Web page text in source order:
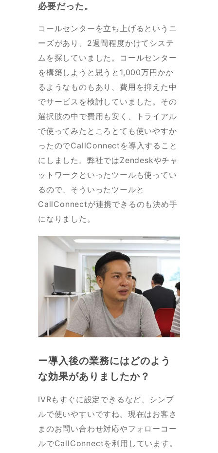
必要だった。
コールセンターを立ち上げるというニ
ーズがあり、2週間程度かけてシステ
ムを探していました。コールセンター
を構築しようと思うと1,000万円かか
るようなものもあり、費用を抑えた中
でサービスを検討していました。その
選択肢の中で費用も安く、トライアル
で使ってみたところとても使いやすか
ったのでCallConnectを導入すること
にしました。弊社ではZendeskやチャ
ットワークといったツールも使ってい
るので、そういったツールと
CallConnectが連携できるのも決め手
になりました。
ー導入後の業務にはどのよう
な効果がありましたか？
IVRもすぐに設定できるなど、シンプ
ルで使いやすいですね。現在はお客さ
まのお問い合わせ対応やフォローコー
ルでCallConnectを利用しています。